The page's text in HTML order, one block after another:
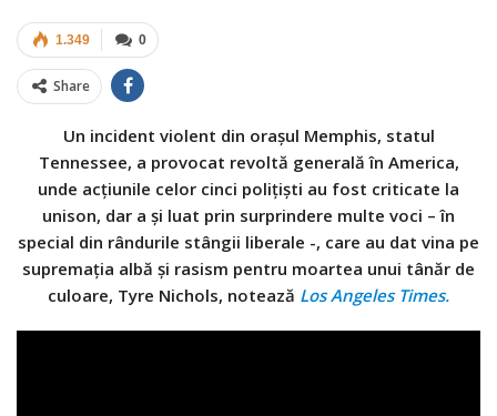
0
1.349
Share
Un incident violent din orașul Memphis, statul
Tennessee, a provocat revoltă generală în America,
unde acțiunile celor cinci polițiști au fost criticate la
unison, dar a și luat prin surprindere multe voci – în
special din rândurile stângii liberale -, care au dat vina pe
supremația albă și rasism pentru moartea unui tânăr de
culoare, Tyre Nichols, notează Los Angeles Times.